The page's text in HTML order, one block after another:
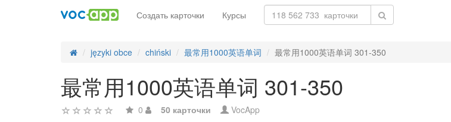
Создать карточки Курсы
języki obce chiński 最常用1000英语单词 最常用1000英语单词 301-350
最常用1000英语单词 301-350
0 50 карточки VocApp